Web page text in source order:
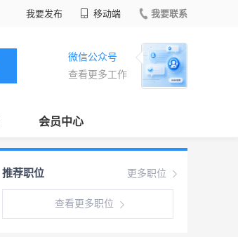
我要发布 移动端 我要联系
微信公众号
查看更多工作
会员中心
更多职位
推荐职位
查看更多职位